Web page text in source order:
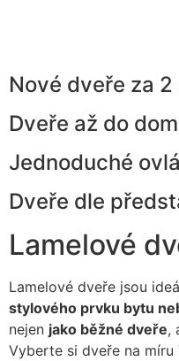
Nové dveře za
Dveře až do
Jednoduché
Dveře dle
Lamelové
Lamelové dveře jsou
stylového prvku bytu
nejen jako běžné dveře,
Vyberte si dveře na míru